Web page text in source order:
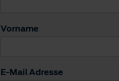
Vorname
E-Mail Adresse